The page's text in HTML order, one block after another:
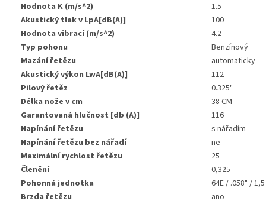
Hodnota K (m/s^2)
1.5
Akustický tlak v LpA[dB(A)]
100
Hodnota vibrací (m/s^2)
4.2
Typ pohonu
Benzínový
Mazání řetězu
automaticky
Akustický výkon LwA[dB(A)]
112
Pilový řetěz
0.325"
Délka nože v cm
38 CM
Garantovaná hlučnost [db (A)]
116
Napínání řetězu
s nářadím
Napínání řetězu bez nářadí
ne
Maximální rychlost řetězu
25
Členění
0,325
Pohonná jednotka
64E / .058" /
Brzda řetězu
ano